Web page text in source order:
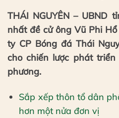
THÁI NGUYÊN – UBND
nhất đề cử ông Vũ Phi
ty CP Bóng đá Thái
cho chiến lược phát
phương.
Sắp xếp thôn tổ dân
hơn một nửa đơn vị